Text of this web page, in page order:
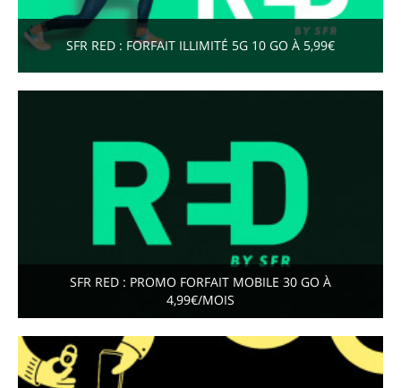
SFR RED : FORFAIT ILLIMITÉ 5G 10 GO À 5,99€
SFR RED : PROMO FORFAIT MOBILE 30 GO À
4,99€/MOIS